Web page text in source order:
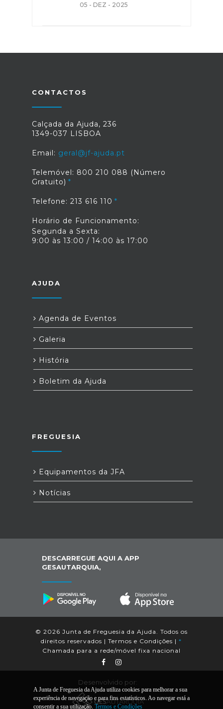
05 - DEZ - 2025
CONTACTOS
Calçada da Ajuda, 236
1349-037 LISBOA
Email: geral@jf-ajuda.pt
Telemóvel: 800 210 088 (Número
Gratuito)
Telefone: 213 616 110
Horário de Funcionamento:
Segunda a Sexta:
9:00 às 13:00 / 14:00 às 17:00
AJUDA
Agenda de Eventos
Galeria
História
Boletim da Ajuda
FREGUESIA
Equipamentos da JFA
Notícias
DESCARREGUE AQUI A APP
GESAUTARQUIA,
© 2026 Junta de Freguesia da Ajuda. Todos os
direitos reservados | Termos e Condições | *
Chamada para a rede/móvel fixa nacional
Desenvolvido por:
A Junta de Freguesia da Ajuda utiliza cookies para melhorar a sua
experiência de navegação e para fins estatísticos. Ao navegar está a
consentir a sua utilização. Termos e Condições